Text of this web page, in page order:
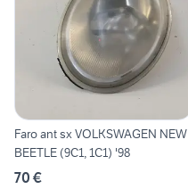
Faro ant sx VOLKSWAGEN NEW
BEETLE (9C1, 1C1) '98
70 €